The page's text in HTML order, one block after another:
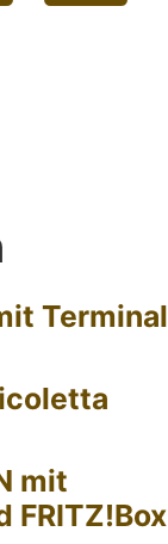
Terminal
mit
FRITZ!Box